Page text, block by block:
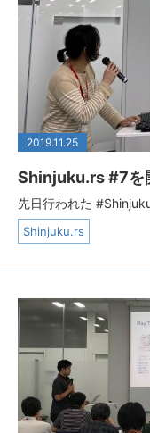
2019.11.25
Shinjuku.rs #7を
先日行われた
Shinjuku.rs